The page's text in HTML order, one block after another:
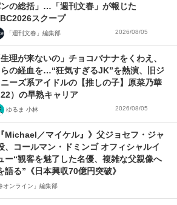
の総括」…「週刊文春」が報じた
スクープ
「週刊文春」編集部 2026/08/05
生理が来ないの」チョコバナナをくわえ、
らの経血を…“狂気すぎるJK”を熱演、旧ジ
ニーズ系アイドルの【推しの子】原菜乃華
22）の早熟キャリア
ゆるま 小林 2026/08/05
Michael／マイケル』》父ジョセフ・ジャ
、コールマン・ドミンゴ オフィシャルイ
ー“観客を魅了した名優、複雑な父親像へ
語る”《日本興収70億円突破》
オンライン」編集部